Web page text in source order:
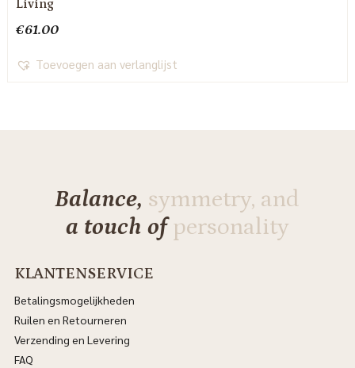
Living
€61.00
Toevoegen aan verlanglijst
Balance, symmetry, and
a touch ofpersonality
KLANTENSERVICE
Betalingsmogelijkheden
Ruilen en Retourneren
Verzending en Levering
FAQ